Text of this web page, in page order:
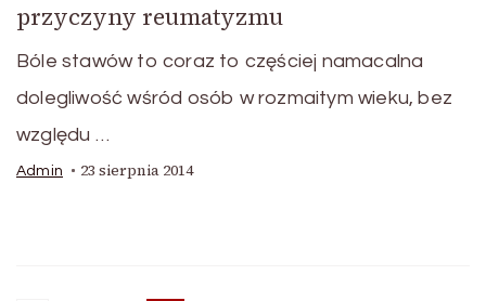
przyczyny reumatyzmu
Bóle stawów to coraz to częściej namacalna
dolegliwość wśród osób w rozmaitym wieku, bez
względu …
Admin 23 sierpnia 2014